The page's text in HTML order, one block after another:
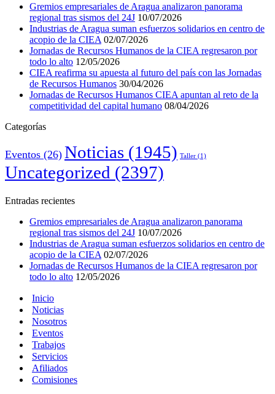
Gremios empresariales de Aragua analizaron panorama
regional tras sismos del 24J 10/07/2026
Industrias de Aragua suman esfuerzos solidarios en centro de
acopio de la CIEA 02/07/2026
Jornadas de Recursos Humanos de la CIEA regresaron por
todo lo alto 12/05/2026
CIEA reafirma su apuesta al futuro del país con las Jornadas
de Recursos Humanos 30/04/2026
Jornadas de Recursos Humanos CIEA apuntan al reto de la
competitividad del capital humano 08/04/2026
Categorías
Eventos (26) Noticias (1945) Taller (1)
Uncategorized (2397)
Entradas recientes
Gremios empresariales de Aragua analizaron panorama
regional tras sismos del 24J 10/07/2026
Industrias de Aragua suman esfuerzos solidarios en centro de
acopio de la CIEA 02/07/2026
Jornadas de Recursos Humanos de la CIEA regresaron por
todo lo alto 12/05/2026
Inicio
Noticias
Nosotros
Eventos
Trabajos
Servicios
Afiliados
Comisiones